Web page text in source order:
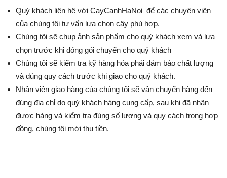
Quý khách liên hệ với CayCanhHaNoi để các chuyên viên
của chúng tôi tư vấn lựa chọn cây phù hợp.
Chúng tôi sẽ chụp ảnh sản phẩm cho quý khách xem và lựa
chọn trước khi đóng gói chuyển cho quý khách
Chúng tôi sẽ kiểm tra kỹ hàng hóa phải đảm bảo chất lượng
và đúng quy cách trước khi giao cho quý khách.
Nhân viên giao hàng của chúng tôi sẽ vận chuyển hàng đến
đúng địa chỉ do quý khách hàng cung cấp, sau khi đã nhận
được hàng và kiểm tra đúng số lượng và quy cách trong hợp
đồng, chúng tôi mới thu tiền.